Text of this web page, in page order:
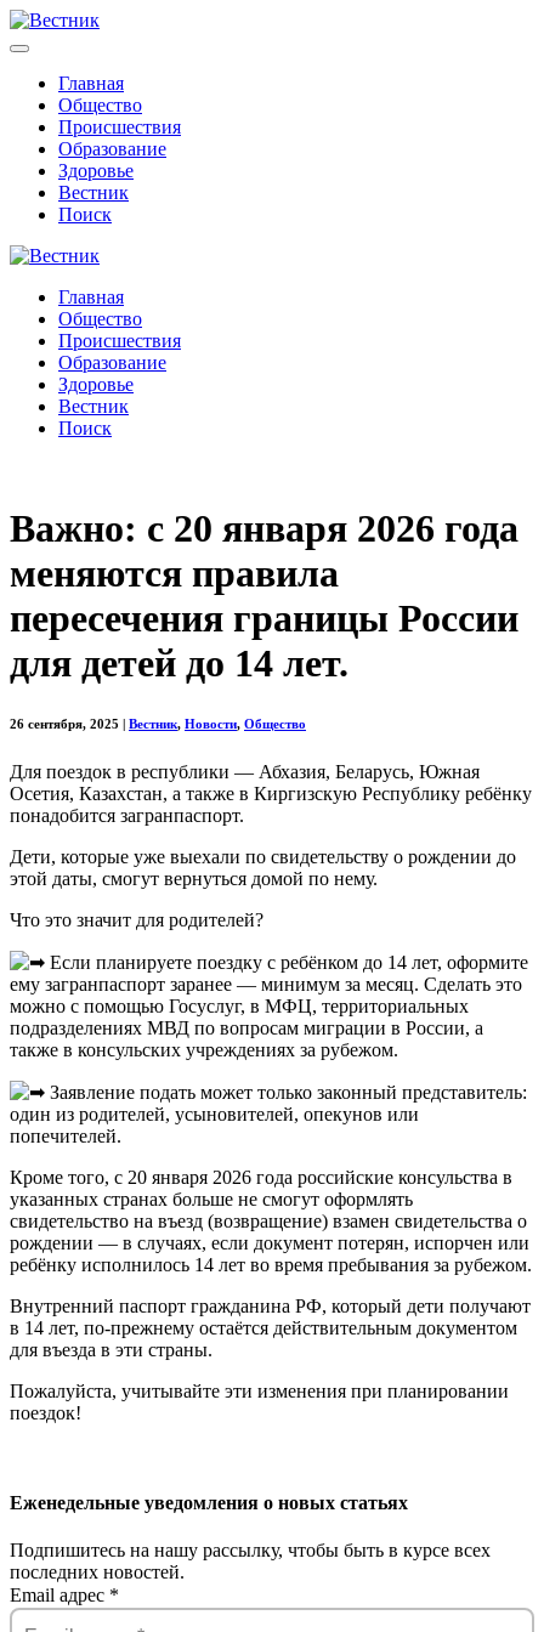
Главная
Общество
Происшествия
Образование
Здоровье
Вестник
Поиск
Главная
Общество
Происшествия
Образование
Здоровье
Вестник
Поиск
Важно: с 20 января 2026 года
меняются правила
пересечения границы России
для детей до 14 лет.
26 сентября, 2025 Вестник, Новости, Общество
Для поездок в республики — Абхазия, Беларусь, Южная
Осетия, Казахстан, а также в Киргизскую Республику ребёнку
понадобится загранпаспорт.
Дети, которые уже выехали по свидетельству о рождении до
этой даты, смогут вернуться домой по нему.
Что это значит для родителей?
Если планируете поездку с ребёнком до 14 лет, оформите
ему загранпаспорт заранее — минимум за месяц. Сделать это
можно с помощью Госуслуг, в МФЦ, территориальных
подразделениях МВД по вопросам миграции в России, а
также в консульских учреждениях за рубежом.
Заявление подать может только законный представитель:
один из родителей, усыновителей, опекунов или
попечителей.
Кроме того, с 20 января 2026 года российские консульства в
указанных странах больше не смогут оформлять
свидетельство на въезд (возвращение) взамен свидетельства о
рождении — в случаях, если документ потерян, испорчен или
ребёнку исполнилось 14 лет во время пребывания за рубежом.
Внутренний паспорт гражданина РФ, который дети получают
в 14 лет, по-прежнему остаётся действительным документом
для въезда в эти страны.
Пожалуйста, учитывайте эти изменения при планировании
поездок!
Еженедельные уведомления о новых статьях
Подпишитесь на нашу рассылку, чтобы быть в курсе всех
последних новостей.
Email адрес *